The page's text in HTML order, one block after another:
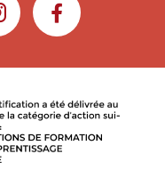
FACEBOOK